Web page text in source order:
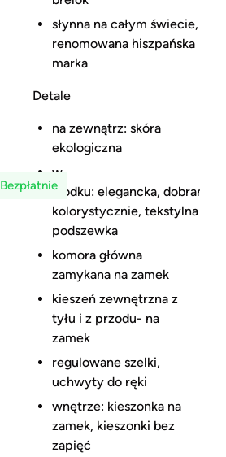
Bezpłatnie
słynna na całym świecie,
renomowana hiszpańska
marka
Detale
na zewnątrz: skóra
ekologiczna
w
środku: elegancka, dobrana
kolorystycznie, tekstylna
podszewka
komora główna
zamykana na zamek
kieszeń zewnętrzna z
tyłu i z przodu- na
zamek
regulowane szelki,
uchwyty do ręki
wnętrze: kieszonka na
zamek, kieszonki bez
zapięć